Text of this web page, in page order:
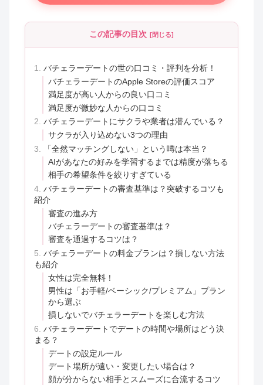
この記事の目次
バチェラーデートの世の口コミ・評判を分析！
バチェラーデートのApple Storeの評価スコア
満足度が高い人からの良い口コミ
満足度が微妙な人からの口コミ
バチェラーデートにサクラや業者は潜んでいる？
サクラが入り込めない3つの理由
「全然マッチングしない」という噂は本当？
AIがあなたの好みを学習するまでは精度が落ちる
相手の希望条件を絞りすぎている
バチェラーデートの審査基準は？突破するコツも
紹介
審査の進み方
バチェラーデートの審査基準は？
審査を通過するコツは？
バチェラーデートの料金プランは？損しない方法
も紹介
女性は完全無料！
男性は「お手軽/ベーシック/プレミアム」プラン
から選ぶ
損しないでバチェラーデートを楽しむ方法
バチェラーデートでデートの時間や場所はどう決
まる？
デートの設定ルール
デート場所が遠い・変更したい場合は？
顔が分からない相手とスムーズに合流するコツ